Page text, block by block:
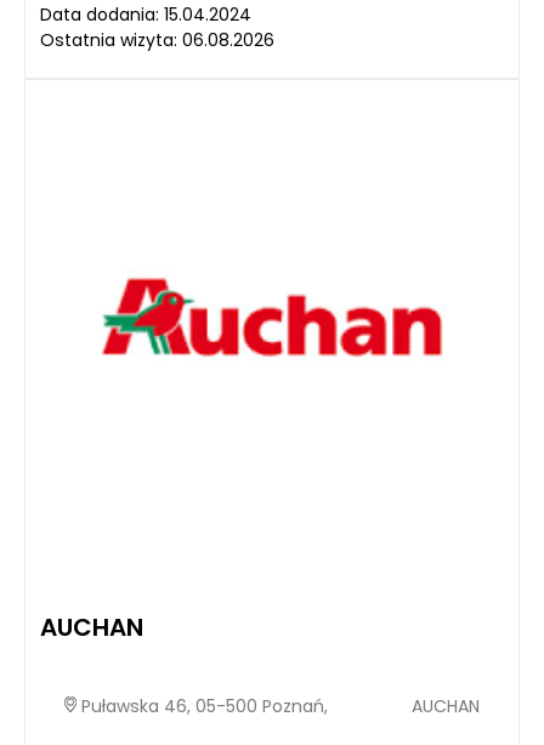
Data dodania: 15.04.2024
Ostatnia wizyta: 06.08.2026
AUCHAN
Puławska 46, 05-500 Poznań, AUCHAN